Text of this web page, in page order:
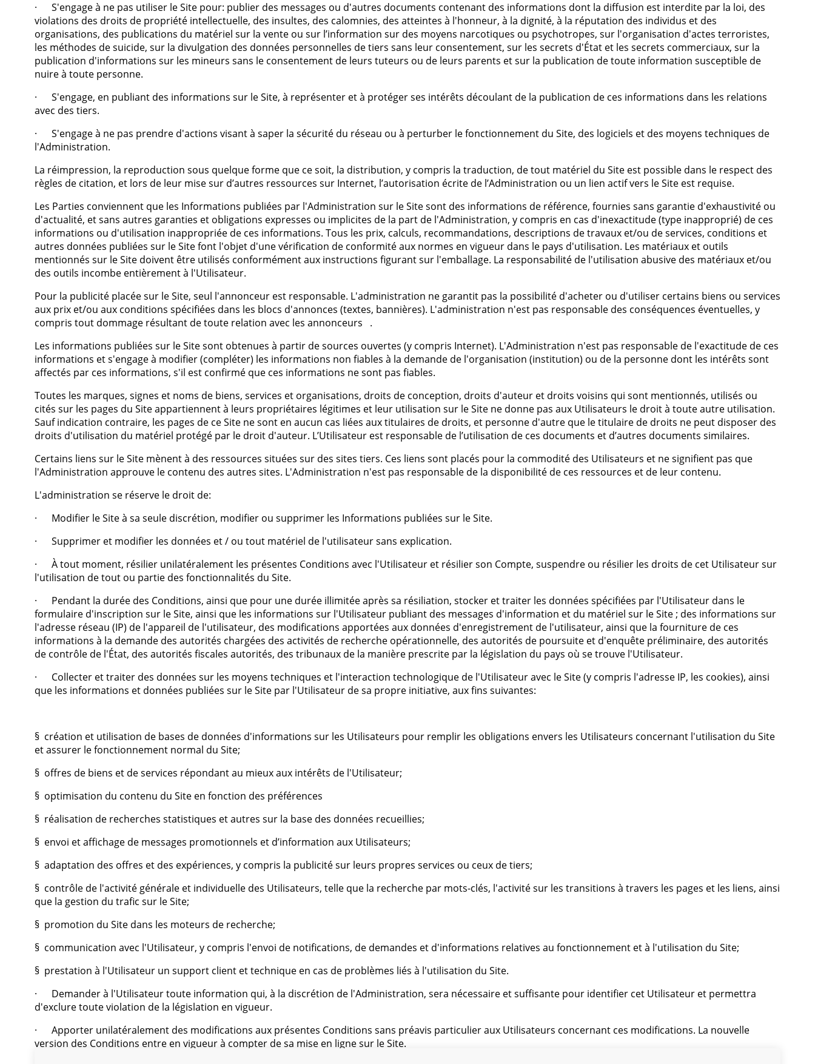
· S'engage à ne pas utiliser le Site pour: publier des messages ou d'autres documents contenant des informations dont la diffusion est interdite par la loi, des
violations des droits de propriété intellectuelle, des insultes, des calomnies, des atteintes à l'honneur, à la dignité, à la réputation des individus et des
organisations, des publications du matériel sur la vente ou sur l’information sur des moyens narcotiques ou psychotropes, sur l'organisation d'actes terroristes,
les méthodes de suicide, sur la divulgation des données personnelles de tiers sans leur consentement, sur les secrets d'État et les secrets commerciaux, sur la
publication d'informations sur les mineurs sans le consentement de leurs tuteurs ou de leurs parents et sur la publication de toute information susceptible de
nuire à toute personne.
· S'engage, en publiant des informations sur le Site, à représenter et à protéger ses intérêts découlant de la publication de ces informations dans les relations
avec des tiers.
· S'engage à ne pas prendre d'actions visant à saper la sécurité du réseau ou à perturber le fonctionnement du Site, des logiciels et des moyens techniques de
l'Administration.
La réimpression, la reproduction sous quelque forme que ce soit, la distribution, y compris la traduction, de tout matériel du Site est possible dans le respect des
règles de citation, et lors de leur mise sur d’autres ressources sur Internet, l’autorisation écrite de l’Administration ou un lien actif vers le Site est requise.
Les Parties conviennent que les Informations publiées par l'Administration sur le Site sont des informations de référence, fournies sans garantie d'exhaustivité ou
d'actualité, et sans autres garanties et obligations expresses ou implicites de la part de l'Administration, y compris en cas d'inexactitude (type inapproprié) de ces
informations ou d'utilisation inappropriée de ces informations. Tous les prix, calculs, recommandations, descriptions de travaux et/ou de services, conditions et
autres données publiées sur le Site font l'objet d'une vérification de conformité aux normes en vigueur dans le pays d'utilisation. Les matériaux et outils
mentionnés sur le Site doivent être utilisés conformément aux instructions figurant sur l'emballage. La responsabilité de l'utilisation abusive des matériaux et/ou
des outils incombe entièrement à l'Utilisateur.
Pour la publicité placée sur le Site, seul l'annonceur est responsable. L'administration ne garantit pas la possibilité d'acheter ou d'utiliser certains biens ou services
aux prix et/ou aux conditions spécifiées dans les blocs d'annonces (textes, bannières). L'administration n'est pas responsable des conséquences éventuelles, y
compris tout dommage résultant de toute relation avec les annonceurs .
Les informations publiées sur le Site sont obtenues à partir de sources ouvertes (y compris Internet). L'Administration n'est pas responsable de l'exactitude de ces
informations et s'engage à modifier (compléter) les informations non fiables à la demande de l'organisation (institution) ou de la personne dont les intérêts sont
affectés par ces informations, s'il est confirmé que ces informations ne sont pas fiables.
Toutes les marques, signes et noms de biens, services et organisations, droits de conception, droits d'auteur et droits voisins qui sont mentionnés, utilisés ou
cités sur les pages du Site appartiennent à leurs propriétaires légitimes et leur utilisation sur le Site ne donne pas aux Utilisateurs le droit à toute autre utilisation.
Sauf indication contraire, les pages de ce Site ne sont en aucun cas liées aux titulaires de droits, et personne d'autre que le titulaire de droits ne peut disposer des
droits d'utilisation du matériel protégé par le droit d'auteur. L’Utilisateur est responsable de l’utilisation de ces documents et d’autres documents similaires.
Certains liens sur le Site mènent à des ressources situées sur des sites tiers. Ces liens sont placés pour la commodité des Utilisateurs et ne signifient pas que
l'Administration approuve le contenu des autres sites. L'Administration n'est pas responsable de la disponibilité de ces ressources et de leur contenu.
L'administration se réserve le droit de:
· Modifier le Site à sa seule discrétion, modifier ou supprimer les Informations publiées sur le Site.
· Supprimer et modifier les données et / ou tout matériel de l'utilisateur sans explication.
· À tout moment, résilier unilatéralement les présentes Conditions avec l'Utilisateur et résilier son Compte, suspendre ou résilier les droits de cet Utilisateur sur
l'utilisation de tout ou partie des fonctionnalités du Site.
· Pendant la durée des Conditions, ainsi que pour une durée illimitée après sa résiliation, stocker et traiter les données spécifiées par l'Utilisateur dans le
formulaire d'inscription sur le Site, ainsi que les informations sur l'Utilisateur publiant des messages d'information et du matériel sur le Site ; des informations sur
l'adresse réseau (IP) de l'appareil de l'utilisateur, des modifications apportées aux données d'enregistrement de l'utilisateur, ainsi que la fourniture de ces
informations à la demande des autorités chargées des activités de recherche opérationnelle, des autorités de poursuite et d'enquête préliminaire, des autorités
de contrôle de l'État, des autorités fiscales autorités, des tribunaux de la manière prescrite par la législation du pays où se trouve l'Utilisateur.
· Collecter et traiter des données sur les moyens techniques et l'interaction technologique de l'Utilisateur avec le Site (y compris l'adresse IP, les cookies), ainsi
que les informations et données publiées sur le Site par l'Utilisateur de sa propre initiative, aux fins suivantes:
§ création et utilisation de bases de données d'informations sur les Utilisateurs pour remplir les obligations envers les Utilisateurs concernant l'utilisation du Site
et assurer le fonctionnement normal du Site;
§ offres de biens et de services répondant au mieux aux intérêts de l'Utilisateur;
§ optimisation du contenu du Site en fonction des préférences
§ réalisation de recherches statistiques et autres sur la base des données recueillies;
§ envoi et affichage de messages promotionnels et d’information aux Utilisateurs;
§ adaptation des offres et des expériences, y compris la publicité sur leurs propres services ou ceux de tiers;
§ contrôle de l'activité générale et individuelle des Utilisateurs, telle que la recherche par mots-clés, l'activité sur les transitions à travers les pages et les liens, ainsi
que la gestion du trafic sur le Site;
§ promotion du Site dans les moteurs de recherche;
§ communication avec l'Utilisateur, y compris l'envoi de notifications, de demandes et d'informations relatives au fonctionnement et à l'utilisation du Site;
§ prestation à l'Utilisateur un support client et technique en cas de problèmes liés à l'utilisation du Site.
· Demander à l'Utilisateur toute information qui, à la discrétion de l'Administration, sera nécessaire et suffisante pour identifier cet Utilisateur et permettra
d'exclure toute violation de la législation en vigueur.
· Apporter unilatéralement des modifications aux présentes Conditions sans préavis particulier aux Utilisateurs concernant ces modifications. La nouvelle
version des Conditions entre en vigueur à compter de sa mise en ligne sur le Site.